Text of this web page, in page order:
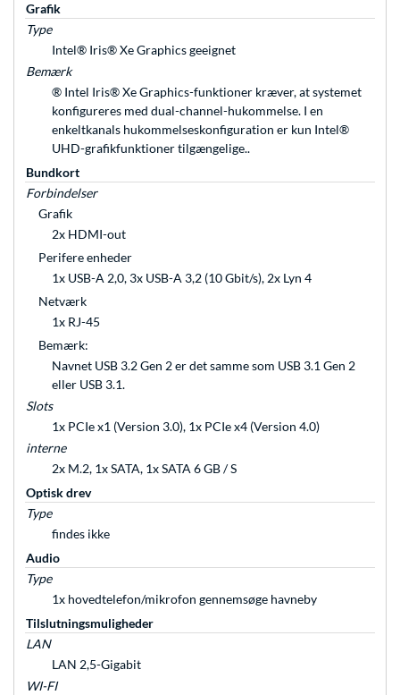
Grafik
Type
Intel® Iris® Xe Graphics geeignet
Bemærk
® Intel Iris® Xe Graphics-funktioner kræver, at systemet
konfigureres med dual-channel-hukommelse. I en
enkeltkanals hukommelseskonfiguration er kun Intel®
UHD-grafikfunktioner tilgængelige..
Bundkort
Forbindelser
Grafik
2x HDMI-out
Perifere enheder
1x USB-A 2,0, 3x USB-A 3,2 (10 Gbit/s), 2x Lyn 4
Netværk
1x RJ-45
Bemærk:
Navnet USB 3.2 Gen 2 er det samme som USB 3.1 Gen 2
eller USB 3.1.
Slots
1x PCIe x1 (Version 3.0), 1x PCIe x4 (Version 4.0)
interne
2x M.2, 1x SATA, 1x SATA 6 GB / S
Optisk drev
Type
findes ikke
Audio
Type
1x hovedtelefon/mikrofon gennemsøge havneby
Tilslutningsmuligheder
LAN
LAN 2,5-Gigabit
WI-FI